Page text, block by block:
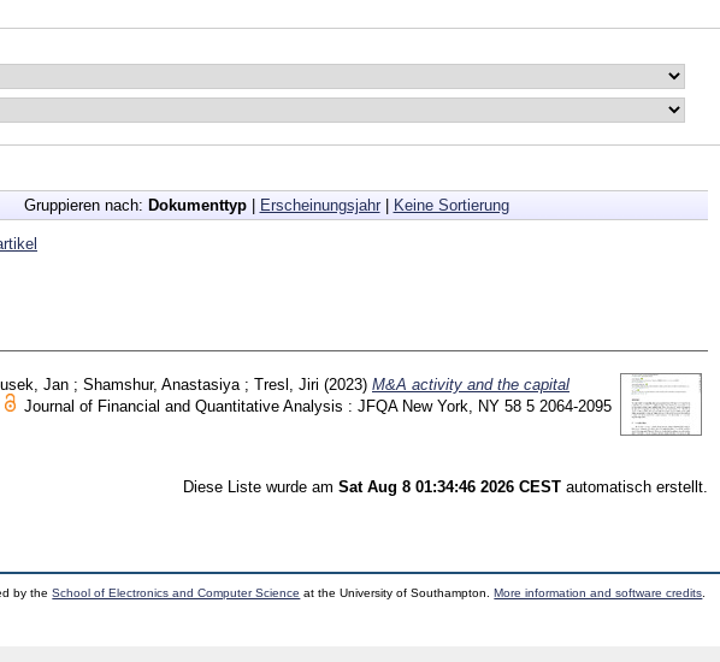
Gruppieren nach: Dokumenttyp| Erscheinungsjahr| Keine Sortierung
Jan ; Shamshur, Anastasiya ; Tresl, Jiri (2023) M&A activity and the capital
Journal of Financial and Quantitative Analysis : JFQA New York, NY 58 5 2064-2095
Diese Liste wurde am Sat Aug 8 01:34:46 2026 CEST automatisch erstellt.
by theSchool of Electronics and Computer Science at the University of Southampton.More information and software credits